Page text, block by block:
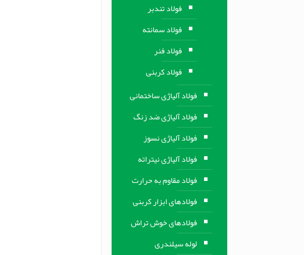
فولاد تندبر
فولاد سمانته
فولاد فنر
فولاد کربنی
فولاد آلیاژی ساختمانی
فولاد آلیاژی ضد زنگ
فولاد آلیاژی نسوز
فولاد آلیاژی نیتراته
فولاد مقاوم به حرارت
فولادهای ابزار کربنی
فولادهای خوش تراش
لوله سیلندری